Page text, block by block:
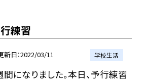
練習
新日 2022/03/11 学校生活
になりました。本日、予行練習